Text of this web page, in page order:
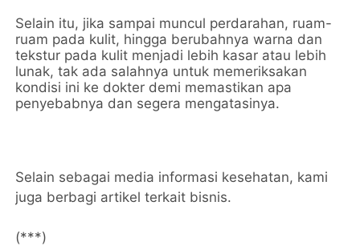
Selain itu, jika sampai muncul perdarahan, ruam-
ruam pada kulit, hingga berubahnya warna dan
tekstur pada kulit menjadi lebih kasar atau lebih
lunak, tak ada salahnya untuk memeriksakan
kondisi ini ke dokter demi memastikan apa
penyebabnya dan segera mengatasinya.
Selain sebagai media informasi kesehatan, kami
juga berbagi artikel terkait bisnis.
(***)